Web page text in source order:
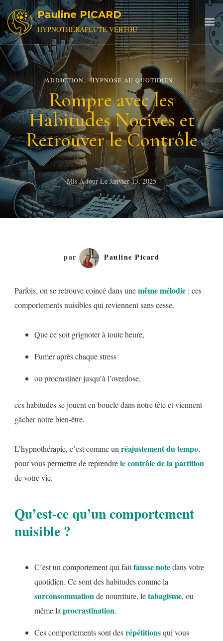
Pauline PICARD
HYPNOTHÉRAPEUTE VERTOU
ADDICTION HYPNOSE AU QUOTIDIEN
Rompre avec les
Habitudes Nocives et
Retrouver le Contrôle
Mis À Jour LeJanvier 13, 2025
par Pauline Picard
Parfois, on se retrouve coincé dans unemême mélodie : ces
comportements nuisibles qui reviennent sans cesse.
Que ce soit grignoter à toute heure,
Fumer après chaque stress
ou procrastiner jusqu’à l’overdose,
ces habitudes se jouent en boucle dans notre tête et viennent
gâcher notre bien-être.
L’hypnothérapie, c’est comme unréajustement du tempo,
pour vous permettre de reprendrele contrôle de la partition
de votre vie.
Qu’est-ce qu’un comportement
nuisible ?
C’est un comportement qui faitfausse notedans votre
quotidien. Ce sont des habitudes comme la
surconsommationde nourriture, letabagisme, ou
même laprocrastination.
Ces comportements sont desrépétitionsqui vous